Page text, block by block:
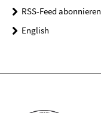
RSS-Feed abonnieren
English